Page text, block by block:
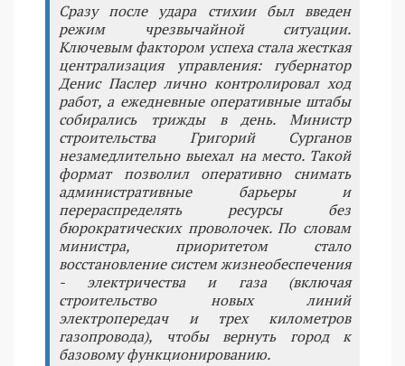
Сразу после удара стихии был введен
режим чрезвычайной ситуации.
Ключевым фактором успеха стала жесткая
централизация управления: губернатор
Денис Паслер лично контролировал ход
работ, а ежедневные оперативные штабы
собирались трижды в день. Министр
строительства Григорий Сурганов
незамедлительно выехал на место. Такой
формат позволил оперативно снимать
административные барьеры и
перераспределять ресурсы без
бюрократических проволочек. По словам
министра, приоритетом стало
восстановление систем жизнеобеспечения
- электричества и газа (включая
строительство новых линий
электропередач и трех километров
газопровода), чтобы вернуть город к
базовому функционированию.